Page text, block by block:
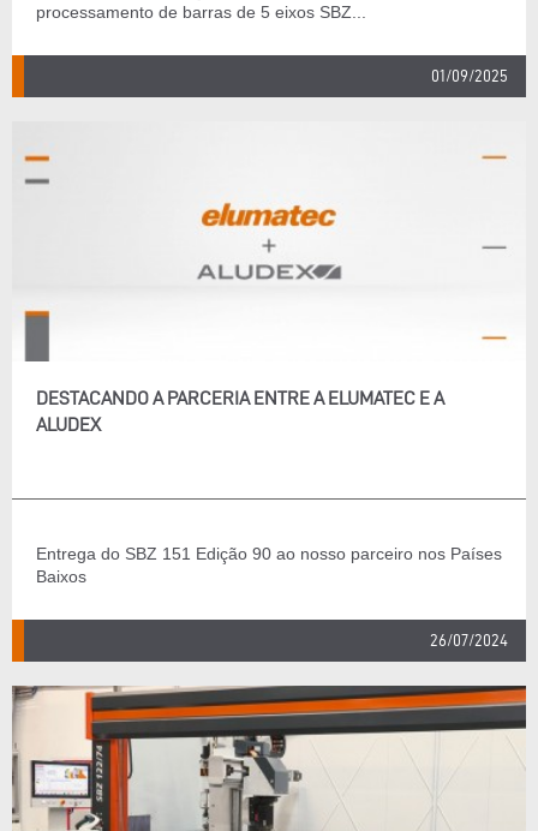
processamento de barras de 5 eixos SBZ...
01/09/2025
DESTACANDO A PARCERIA ENTRE A ELUMATEC E A
ALUDEX
Entrega do SBZ 151 Edição 90 ao nosso parceiro nos Países
Baixos
26/07/2024